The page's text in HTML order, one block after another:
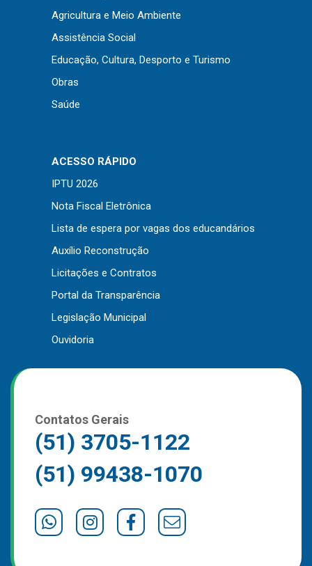
Dispensas e Inexigibilidades
Chamamentos Públicos
Leis, Decretos e Portarias
Portal da Transparência
Radar da Transparência
Cespro
Outros
Downloads
Notícias
Contato
Página Inicial
Agricultura e Meio Ambiente
Assistência Social
Educação, Cultura, Desporto e Turismo
Obras
Saúde
ACESSO RÁPIDO
IPTU 2026
Nota Fiscal Eletrônica
Lista de espera por vagas dos educandários
Auxílio Reconstrução
Licitações e Contratos
Portal da Transparência
Legislação Municipal
Ouvidoria
Contatos Gerais
(51) 3705-1122
(51) 99438-1070